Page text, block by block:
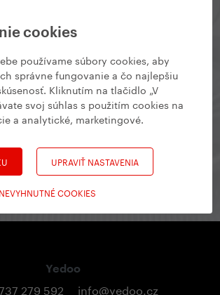
cookies
používame súbory cookies, aby
správne fungovanie a čo najlepšiu
Kliknutím na tlačidlo „V
svoj súhlas s použitím cookies na
a analytické, marketingové.
UPRAVIŤ NASTAVENIA
COOKIES
Newsletter
aby ste vedeli, čo sa deje, aké
vás čakajú, alebo aké nové modely
chystáme.
prihlásiť sa na odber
Yedoo
279 592 info@yedoo.cz